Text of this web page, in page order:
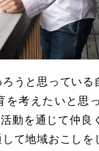
うと思っている
を考えたいと思
動を通じて仲良
て地域おこしを